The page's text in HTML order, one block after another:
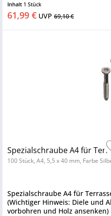
Inhalt 1 Stück
61,99 € UVP 69,10 €
Spezialschraube A4 für
100 Stück, A4, 5,5 x 40 mm, Farbe
Spezialschraube A4 für
(Wichtiger Hinweis: Diele und
vorbohren und Holz ansenken)